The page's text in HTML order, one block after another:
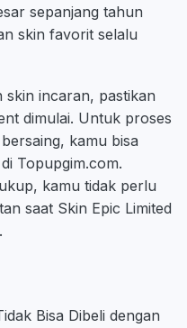
sepanjang tahun
skin favorit selalu
incaran, pastikan
dimulai. Untuk proses
kamu bisa
Topupgim.com.
kamu tidak perlu
saat Skin Epic Limited
Bisa Dibeli dengan